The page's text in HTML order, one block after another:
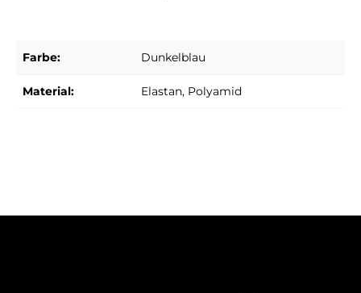
Farbe: Dunkelblau
Material: Elastan, Polyamid